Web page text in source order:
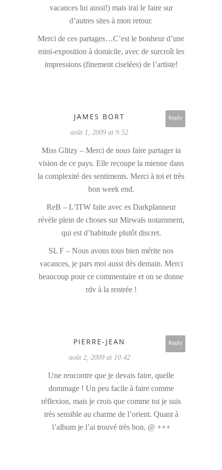
vacances lui aussi!) mais irai le faire sur
d’autres sites à mon retour.
Merci de ces partages…C’est le bonheur d’une
mini-exposition à domicile, avec de surcroît les
impressions (finement ciselées) de l’artiste!
Reply
JAMES BORT
août 1, 2009 at 9:52
Miss Glitzy – Merci de nous faire partager ta
vision de ce pays. Elle recoupe la mienne dans
la complexité des sentiments. Merci à toi et très
bon week end.
ReB – L’ITW faite avec es Darkplanneur
révèle plein de choses sur Mirwaïs notamment,
qui est d’habitude plutôt discret.
SL F – Nous avons tous bien mérite nos
vacances, je pars moi aussi dès demain. Merci
beaucoup pour ce commentaire et on se donne
rdv à la rentrée !
Reply
PIERRE-JEAN
août 2, 2009 at 10:42
Une rencontre que je devais faire, quelle
dommage ! Un peu facile à faire comme
réflexion, mais je crois que comme toi je suis
très sensible au charme de l’orient. Quant à
l’album je l’ai trouvé très bon. @ +++